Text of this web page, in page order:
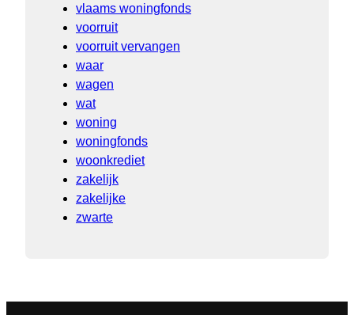
vlaams woningfonds
voorruit
voorruit vervangen
waar
wagen
wat
woning
woningfonds
woonkrediet
zakelijk
zakelijke
zwarte